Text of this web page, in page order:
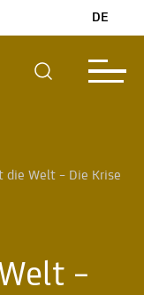
DE
die Welt – Die Krise
–